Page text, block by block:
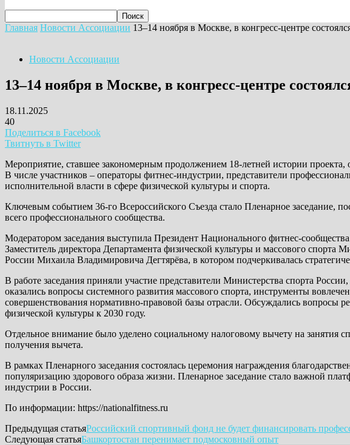
Главная Новости Ассоциации 13–14 ноября в Москве, в конгресс-центре
Новости Ассоциации
13–14 ноября в Москве, в конгресс-центре
18.11.2025
40
Поделиться в Facebook
Твитнуть в Twitter
Мероприятие, ставшее закономерным продолжением 18-летней истории
В числе участников – операторы фитнес-индустрии, представители
исполнительной власти в сфере физической культуры и спорта.
Ключевым событием 36-го Всероссийского Съезда стало Пленарное заседание,
всего профессионального сообщества.
Модератором заседания выступила Президент Национального фитнес-
Заместитель директора Департамента физической культуры и массового
России Михаила Владимировича Дегтярёва, в котором подчеркивалась
В работе заседания приняли участие представители Министерства спорта
оказались вопросы системного развития массового спорта, инструменты
совершенствования нормативно-правовой базы отрасли. Обсуждались вопросы
физической культуры к 2030 году.
Отдельное внимание было уделено социальному налоговому вычету на занятия
получения вычета.
В рамках Пленарного заседания состоялась церемония награждения
популяризацию здорового образа жизни. Пленарное заседание стало важной
индустрии в России.
По информации: https://nationalfitness.ru
Предыдущая статьяРоссийский спортивный фонд не будет финансировать
Следующая статьяБашкортостан перенимает подмосковный опыт